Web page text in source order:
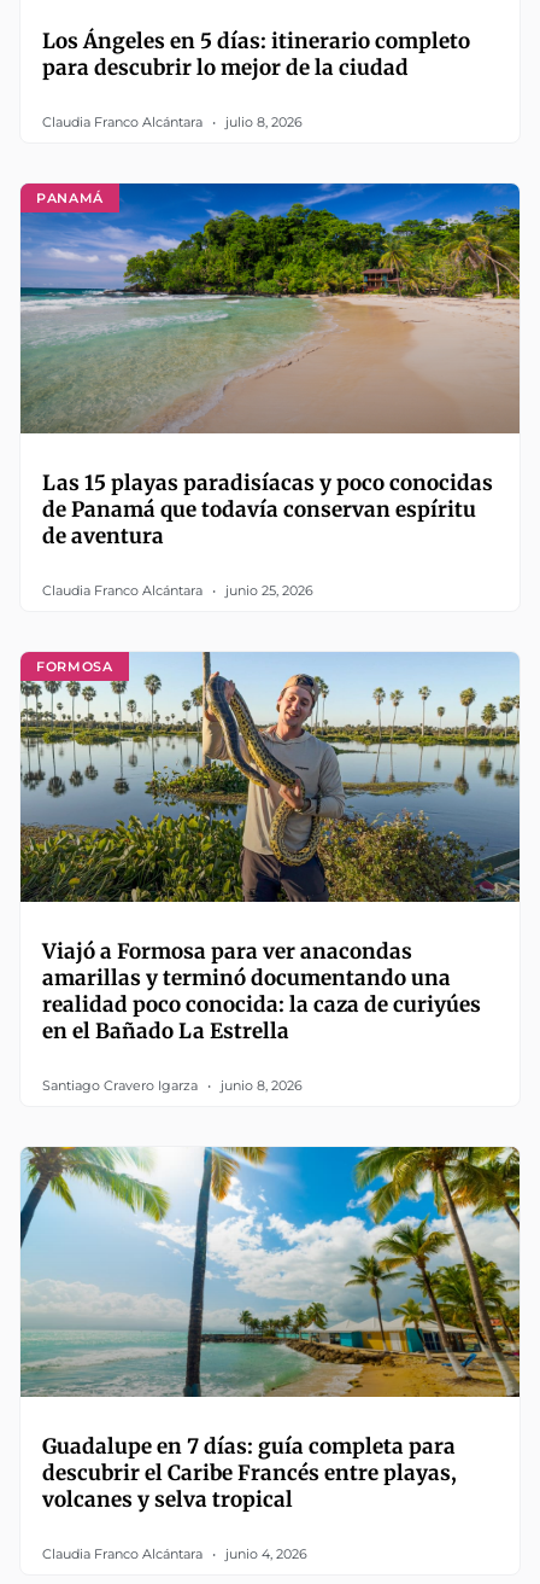
Los Ángeles en 5 días: itinerario completo
para descubrir lo mejor de la ciudad
Claudia Franco Alcántara julio 8, 2026
PANAMÁ
Las 15 playas paradisíacas y poco conocidas
de Panamá que todavía conservan espíritu
de aventura
Claudia Franco Alcántara junio 25, 2026
FORMOSA
Viajó a Formosa para ver anacondas
amarillas y terminó documentando una
realidad poco conocida: la caza de curiyúes
en el Bañado La Estrella
Santiago Cravero Igarza junio 8, 2026
Guadalupe en 7 días: guía completa para
descubrir el Caribe Francés entre playas,
volcanes y selva tropical
Claudia Franco Alcántara junio 4, 2026